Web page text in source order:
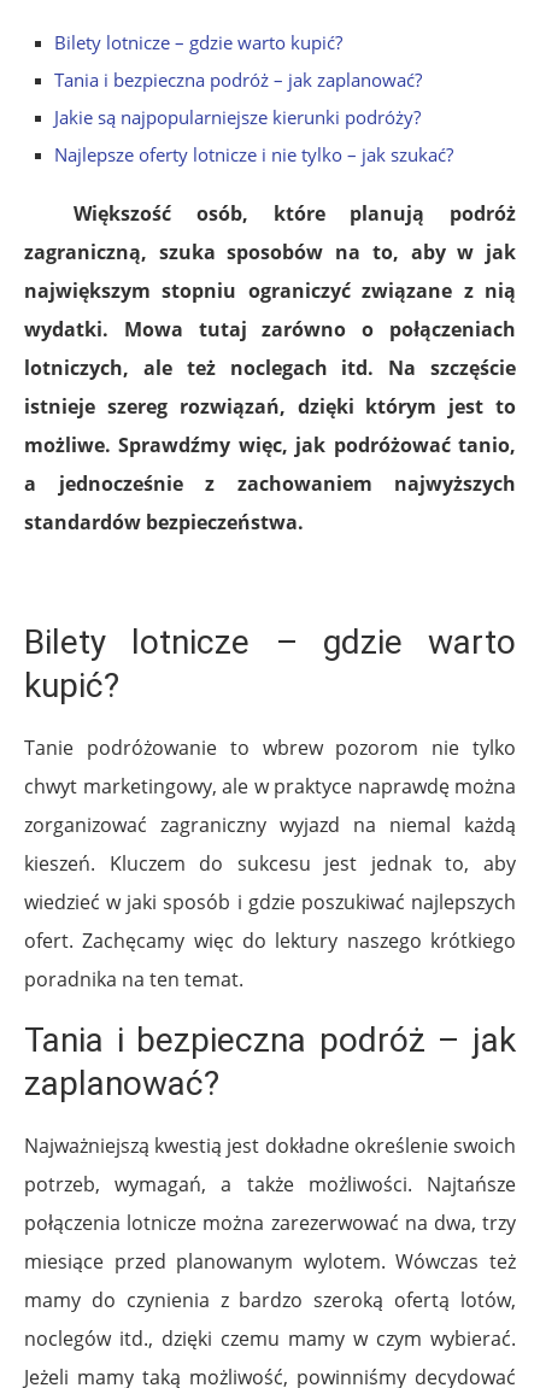
Bilety lotnicze – gdzie warto kupić?
Tania i bezpieczna podróż – jak zaplanować?
Jakie są najpopularniejsze kierunki podróży?
Najlepsze oferty lotnicze i nie tylko – jak szukać?
Większość osób, które planują podróż
zagraniczną, szuka sposobów na to, aby w jak
największym stopniu ograniczyć związane z nią
wydatki. Mowa tutaj zarówno o połączeniach
lotniczych, ale też noclegach itd. Na szczęście
istnieje szereg rozwiązań, dzięki którym jest to
możliwe. Sprawdźmy więc, jak podróżować tanio,
a jednocześnie z zachowaniem najwyższych
standardów bezpieczeństwa.
Bilety lotnicze – gdzie warto
kupić?
Tanie podróżowanie to wbrew pozorom nie tylko
chwyt marketingowy, ale w praktyce naprawdę można
zorganizować zagraniczny wyjazd na niemal każdą
kieszeń. Kluczem do sukcesu jest jednak to, aby
wiedzieć w jaki sposób i gdzie poszukiwać najlepszych
ofert. Zachęcamy więc do lektury naszego krótkiego
poradnika na ten temat.
Tania i bezpieczna podróż – jak
zaplanować?
Najważniejszą kwestią jest dokładne określenie swoich
potrzeb, wymagań, a także możliwości. Najtańsze
połączenia lotnicze można zarezerwować na dwa, trzy
miesiące przed planowanym wylotem. Wówczas też
mamy do czynienia z bardzo szeroką ofertą lotów,
noclegów itd., dzięki czemu mamy w czym wybierać.
Jeżeli mamy taką możliwość, powinniśmy decydować